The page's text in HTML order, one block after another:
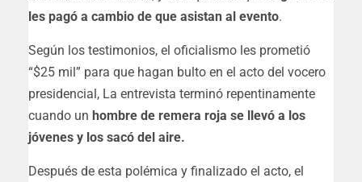
les pagó a cambio de que asistan al evento.
Según los testimonios, el oficialismo les prometió
“$25 mil” para que hagan bulto en el acto del vocero
presidencial, La entrevista terminó repentinamente
cuando un hombre de remera roja se llevó a los
jóvenes y los sacó del aire.
Después de esta polémica y finalizado el acto, el